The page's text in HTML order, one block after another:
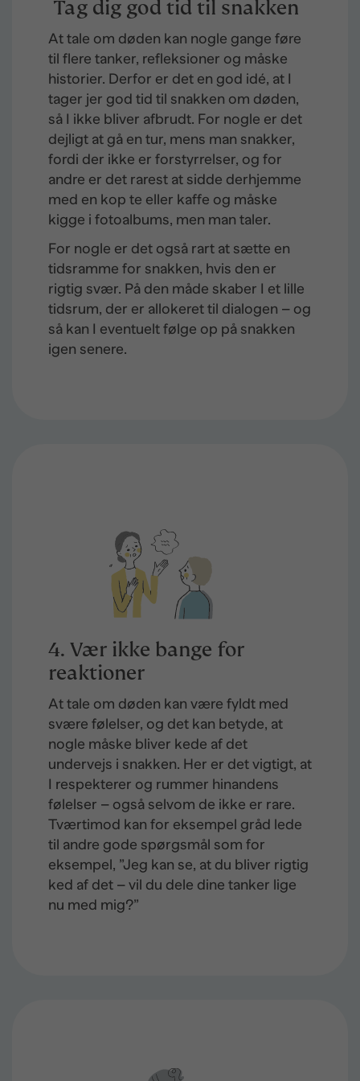
Tag dig god tid til snakken
At tale om døden kan nogle gange føre
til flere tanker, refleksioner og måske
historier. Derfor er det en god idé, at I
tager jer god tid til snakken om døden,
så I ikke bliver afbrudt. For nogle er det
dejligt at gå en tur, mens man snakker,
fordi der ikke er forstyrrelser, og for
andre er det rarest at sidde derhjemme
med en kop te eller kaffe og måske
kigge i fotoalbums, men man taler.
For nogle er det også rart at sætte en
tidsramme for snakken, hvis den er
rigtig svær. På den måde skaber I et lille
tidsrum, der er allokeret til dialogen – og
så kan I eventuelt følge op på snakken
igen senere.
4. Vær ikke bange for
reaktioner
At tale om døden kan være fyldt med
svære følelser, og det kan betyde, at
nogle måske bliver kede af det
undervejs i snakken. Her er det vigtigt, at
I respekterer og rummer hinandens
følelser – også selvom de ikke er rare.
Tværtimod kan for eksempel gråd lede
til andre gode spørgsmål som for
eksempel, ”Jeg kan se, at du bliver rigtig
ked af det – vil du dele dine tanker lige
nu med mig?”